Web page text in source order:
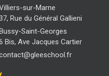
sur-Marne
Rue du Général Gallieni
Bussy-Saint-Georges
Bis, Ave Jacques Cartier